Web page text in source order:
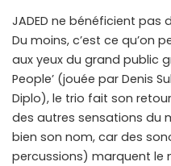
JADED ne bénéficient pas
Du moins, c’est ce qu’on
aux yeux du grand public
People’ (jouée par Denis
Diplo), le trio fait son
des autres sensations du
bien son nom, car des
percussions) marquent le